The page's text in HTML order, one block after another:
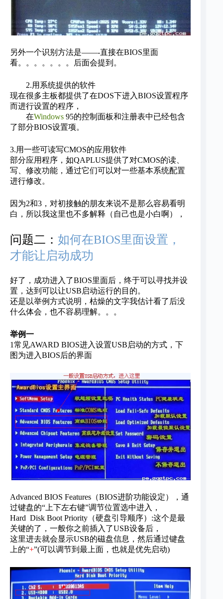
另外一个识别方法是——-直接在BIOS里面
看。。。。。。。后面会提到。
2.用系统提供的软件
现在很多主板都提供了在DOS下进入BIOS设置程序
而进行设置的程序，
在Windows 95的控制面板和注册表中已经包含
了部分BIOS设置项。
3.用一些可读写CMOS的应用软件
部分应用程序，如QAPLUS提供了对CMOS的读、
写、修改功能，通过它们可以对一些基本系统配置
进行修改。
因为2和3，对初接触的朋友来说不是那么容易看明
白，所以我这里也不多解释（自己也是小白啊），
问题二： 如何在BIOS里面设置，
才能让启动成功
好了，成功进入了BIOS里面后，终于可以寻找并设
置，达到可以让USB启动运行的目的。
还是以举例方式说明，枯燥的文字我估计看了后没
什么体会，也不容易理解。。。
举例一
1常见AWARD BIOS进入设置USB启动的方式，下
图为进入BIOS后的界面
Advanced BIOS Features（BIOS进阶功能设定），通
过键盘的“上下左右键”调节位置选中进入，
Hard Disk Boot Priority（硬盘引导顺序）:这个是最
关键的了，一般你之前插入了USB设备后，
这里进去就会显示USB的磁盘信息，然后通过键盘
上的“+”(可以调节到最上面，也就是优先启动)